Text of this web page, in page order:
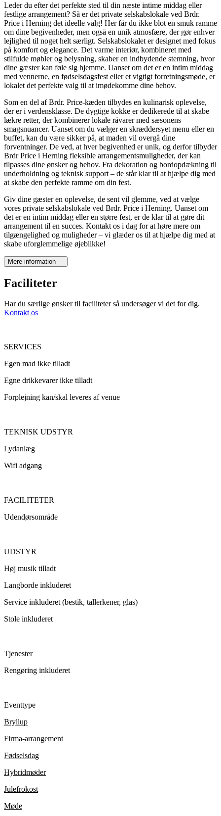
Leder du efter det perfekte sted til din næste intime middag eller
festlige arrangement? Så er det private selskabslokale ved Brdr.
Price i Herning det ideelle valg! Her får du ikke blot en smuk ramme
om dine begivenheder, men også en unik atmosfære, der gør enhver
lejlighed til noget helt særligt. Selskabslokalet er designet med fokus
på komfort og elegance. Det varme interiør, kombineret med
stilfulde møbler og belysning, skaber en indbydende stemning, hvor
dine gæster kan føle sig hjemme. Uanset om det er en intim middag
med vennerne, en fødselsdagsfest eller et vigtigt forretningsmøde, er
lokalet det perfekte valg til at imødekomme dine behov.
Som en del af Brdr. Price-kæden tilbydes en kulinarisk oplevelse,
der er i verdensklasse. De dygtige kokke er dedikerede til at skabe
lækre retter, der kombinerer lokale råvarer med sæsonens
smagsnuancer. Uanset om du vælger en skræddersyet menu eller en
buffet, kan du være sikker på, at maden vil overgå dine
forventninger. De ved, at hver begivenhed er unik, og derfor tilbyder
Brdr Price i Herning fleksible arrangementsmuligheder, der kan
tilpasses dine ønsker og behov. Fra dekoration og bordopdækning til
underholdning og teknisk support – de står klar til at hjælpe dig med
at skabe den perfekte ramme om din fest.
Giv dine gæster en oplevelse, de sent vil glemme, ved at vælge
vores private selskabslokale ved Brdr. Price i Herning. Uanset om
det er en intim middag eller en større fest, er de klar til at gøre dit
arrangement til en succes. Kontakt os i dag for at høre mere om
tilgængelighed og muligheder – vi glæder os til at hjælpe dig med at
skabe uforglemmelige øjeblikke!
Mere information
Faciliteter
Har du særlige ønsker til faciliteter så undersøger vi det for dig.
Kontakt os
SERVICES
Egen mad ikke tilladt
Egne drikkevarer ikke tilladt
Forplejning kan/skal leveres af venue
TEKNISK UDSTYR
Lydanlæg
Wifi adgang
FACILITETER
Udendørsområde
UDSTYR
Høj musik tilladt
Langborde inkluderet
Service inkluderet (bestik, tallerkener, glas)
Stole inkluderet
Tjenester
Rengøring inkluderet
Eventtype
Bryllup
Firma-arrangement
Fødselsdag
Hybridmøder
Julefrokost
Møde